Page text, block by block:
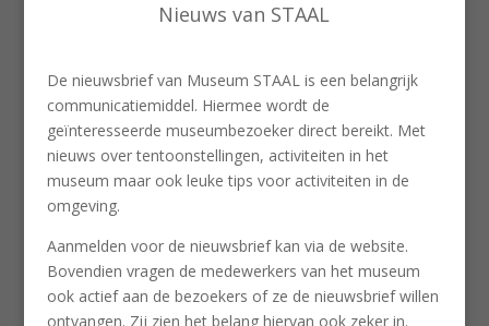
Nieuws van STAAL
De nieuwsbrief van Museum STAAL is een belangrijk
communicatiemiddel. Hiermee wordt de
geïnteresseerde museumbezoeker direct bereikt. Met
nieuws over tentoonstellingen, activiteiten in het
museum maar ook leuke tips voor activiteiten in de
omgeving.
Aanmelden voor de nieuwsbrief kan via de website.
Bovendien vragen de medewerkers van het museum
ook actief aan de bezoekers of ze de nieuwsbrief willen
ontvangen. Zij zien het belang hiervan ook zeker in.